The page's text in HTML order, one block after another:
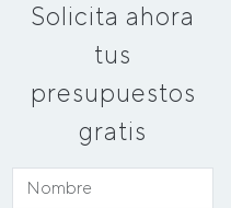
Solicita ahora
tus
presupuestos
gratis